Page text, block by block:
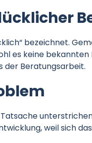
bezeichnet.
es keine
der Beratungsarbeit.
weil sich